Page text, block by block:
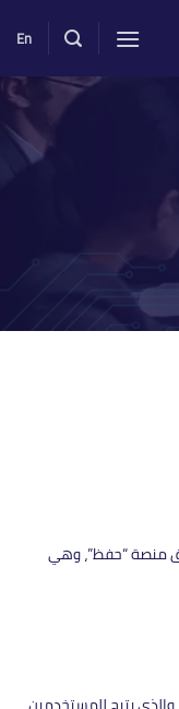
En
عن إطلاق منصة “حفظ”، وهي